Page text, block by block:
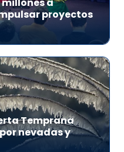
a
proyectos
Temprana
nevadas y